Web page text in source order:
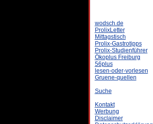
wodsch.de
ProlixLetter
Mittagstisch
Prolix-Gastrotipps
Prolix-Studienführer
Ökoplus Freiburg
56plus
lesen-oder-vorlesen
Gruene-quellen
Suche
Kontakt
Werbung
Disclaimer